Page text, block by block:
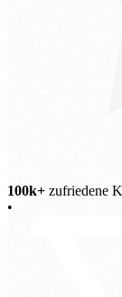
100k+ zufriedene
•